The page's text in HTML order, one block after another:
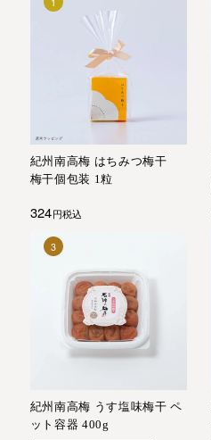
紀州南高梅 はちみつ梅干
梅干個包装 1粒
324 税込
紀州南高梅 うす塩味梅干 ペ
ット容器 400g